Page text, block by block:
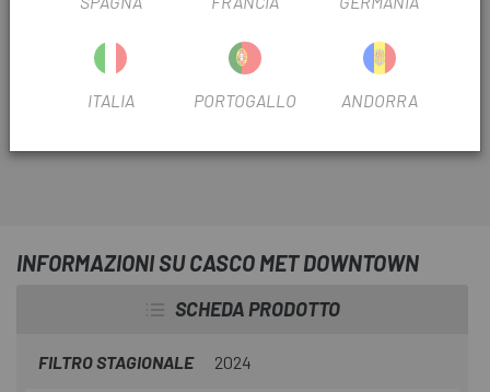
casco touring moderno, perfetto per l'uso durante le
uscite del fine settimana o negli spostamenti quotidiani in
INFORMAZIONI SU CASCO MET DOWNTOWN
SCHEDA PRODOTTO
FILTRO STAGIONALE 2024
ITALIA PORTOGALLO ANDORRA